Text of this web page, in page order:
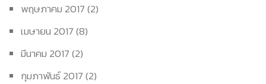
พฤษภาคม 2017(2)
เมษายน 2017(8)
มีนาคม 2017(2)
กุมภาพันธ์ 2017(2)